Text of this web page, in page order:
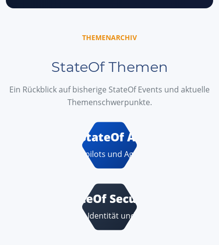
THEMENARCHIV
StateOf Themen
Ein Rückblick auf bisherige StateOf Events und aktuelle
Themenschwerpunkte.
StateOf AI
KI, Copilots und Agenten
StateOf Security
Schutz, Identität und Praxis